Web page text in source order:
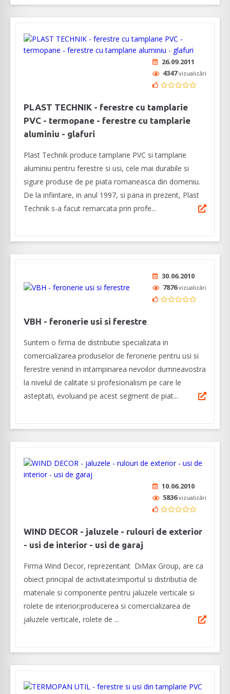
26.09.2011
4347vizualizări
PLAST TECHNIK - ferestre cu tamplarie
PVC - termopane - ferestre cu tamplarie
aluminiu - glafuri
Plast Technik produce tamplarie PVC si tamplarie
aluminiu pentru ferestre si usi, cele mai durabile si
sigure produse de pe piata romaneasca din domeniu.
De la infiintare, in anul 1997, si pana in prezent, Plast
Technik s-a facut remarcata prin profe...
30.06.2010
7876vizualizări
VBH - feronerie usi si ferestre
Suntem o firma de distributie specializata in
comercializarea produselor de feronerie pentru usi si
ferestre venind in intampinarea nevoilor dumneavostra
la nivelul de calitate si profesionalism pe care le
asteptati, evoluand pe acest segment de piat...
10.06.2010
5836vizualizări
WIND DECOR - jaluzele - rulouri de exterior
- usi de interior - usi de garaj
Firma Wind Decor, reprezentant DiMax Group, are ca
obiect principal de activitate:importul si distributia de
materiale si componente pentru jaluzele verticale si
rolete de interior;producerea si comercializarea de
jaluzele verticale, rolete de ...